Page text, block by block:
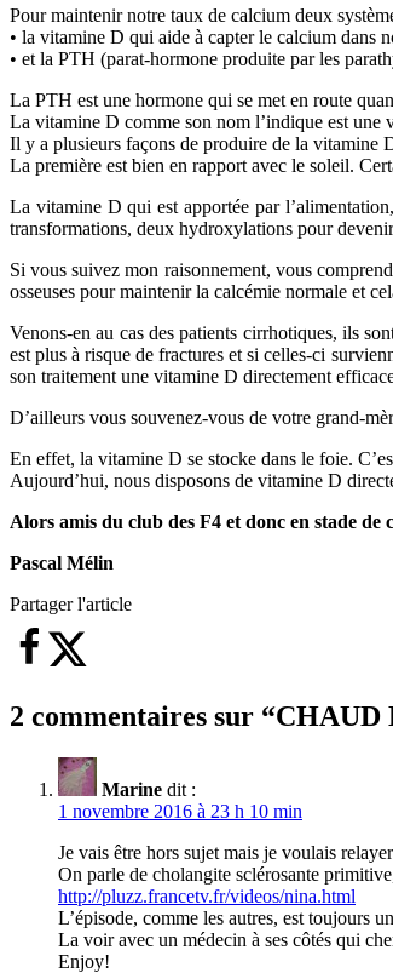
Pour maintenir notre taux de calcium deux
• la vitamine D qui aide à capter le calcium dans
• et la PTH (parat-hormone produite par les
La PTH est une hormone qui se met en route
La vitamine D comme son nom l’indique est une
Il y a plusieurs façons de produire de la vitamine
La première est bien en rapport avec le soleil.
La vitamine D qui est apportée par
transformations, deux hydroxylations pour
Si vous suivez mon raisonnement, vous
osseuses pour maintenir la calcémie normale et
Venons-en au cas des patients cirrhotiques, ils
est plus à risque de fractures et si celles-ci
son traitement une vitamine D directement
D’ailleurs vous souvenez-vous de votre grand-
En effet, la vitamine D se stocke dans le foie.
Aujourd’hui, nous disposons de vitamine D
Alors amis du club des F4 et donc en stade
Pascal Mélin
Partager l'article
2 commentaires sur “
Marine dit :
1 novembre 2016 à 23 h 10 min
Je vais être hors sujet mais je voulais
On parle de cholangite sclérosante
http://pluzz.francetv.fr/videos/nina.html
L’épisode, comme les autres, est toujours
La voir avec un médecin à ses côtés qui
Enjoy!